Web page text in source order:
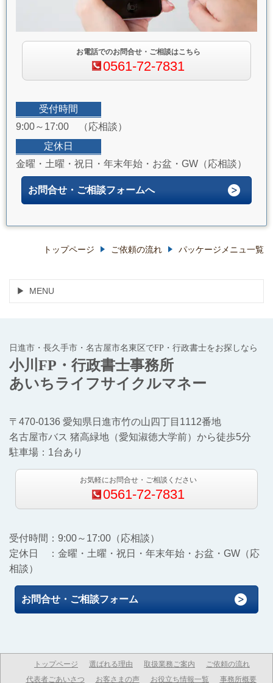
お電話でのお問合せ・ご相談はこちら
0561-72-7831
受付時間
9:00～17:00 （応相談）
定休日
金曜・土曜・祝日・年末年始・お盆・GW（応相談）
お問合せ・ご相談フォームへ
トップページ ご依頼の流れ パッケージメニュ一覧
MENU
日進市・長久手市・名古屋市名東区でFP・行政書士をお探しなら
小川FP・行政書士事務所
あいちライフサイクルマネー
〒470-0136 愛知県日進市竹の山四丁目1112番地
名古屋市バス 猪高緑地（愛知淑徳大学前）から徒歩5分
駐車場：1台あり
お気軽にお問合せ・ご相談ください
0561-72-7831
受付時間：9:00～17:00（応相談）
定休日 ：金曜・土曜・祝日・年末年始・お盆・GW（応
相談）
お問合せ・ご相談フォーム
トップページ 選ばれる理由 取扱業務ご案内
ご依頼の流れ
代表者ごあいさつ
お客さまの声 お役立ち情報一覧 事務所概要